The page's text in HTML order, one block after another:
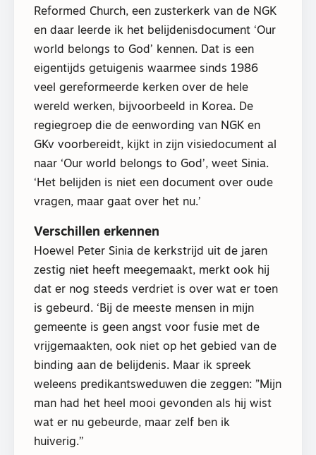
Reformed Church, een zusterkerk van de NGK
en daar leerde ik het belijdenisdocument ‘Our
world belongs to God’ kennen. Dat is een
eigentijds getuigenis waarmee sinds 1986
veel gereformeerde kerken over de hele
wereld werken, bijvoorbeeld in Korea. De
regiegroep die de eenwording van NGK en
GKv voorbereidt, kijkt in zijn visiedocument al
naar ‘Our world belongs to God’, weet Sinia.
‘Het belijden is niet een document over oude
vragen, maar gaat over het nu.’
Verschillen erkennen
Hoewel Peter Sinia de kerkstrijd uit de jaren
zestig niet heeft meegemaakt, merkt ook hij
dat er nog steeds verdriet is over wat er toen
is gebeurd. ‘Bij de meeste mensen in mijn
gemeente is geen angst voor fusie met de
vrijgemaakten, ook niet op het gebied van de
binding aan de belijdenis. Maar ik spreek
weleens predikantsweduwen die zeggen: ”Mijn
man had het heel mooi gevonden als hij wist
wat er nu gebeurde, maar zelf ben ik
huiverig.’’